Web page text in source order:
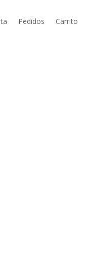
Pedidos Carrito